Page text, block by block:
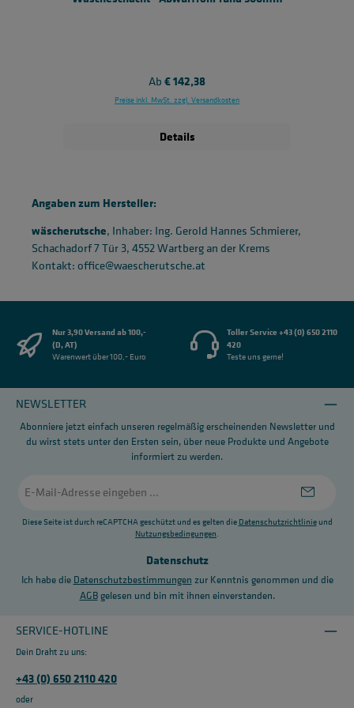
Regulärer Preis:
Ab€ 142,38
Preise inkl. MwSt. zzgl. Versandkosten
Details
Angaben zum Hersteller:
wäscherutsche, Inhaber: Ing. Gerold Hannes Schmierer,
Schachadorf 7 Tür 3, 4552 Wartberg an der Krems
Kontakt: office@waescherutsche.at
Nur 3,90 Versand ab 100,-
(D, AT)
Warenwert über 100,- Euro
Toller Service +43 (0) 650 2110
420
Teste uns gerne!
NEWSLETTER
Abonniere jetzt einfach unseren regelmäßig erscheinenden Newsletter und
du wirst stets unter den Ersten sein, über neue Produkte und Angebote
informiert zu werden.
Mail-
*Diese Seite ist durch reCAPTCHA geschützt und es gelten die Datenschutzrichtlinieund
Nutzungsbedingungen.
Datenschutz
Ich habe die Datenschutzbestimmungen
zur Kenntnis genommen und die
AGBgelesen und bin mit ihnen einverstanden.
SERVICE-HOTLINE
Dein Draht zu uns:
+43 (0) 650 2110 420
oder